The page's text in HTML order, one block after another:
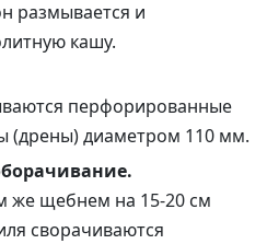
размывается и
кашу.
перфорированные
(дрены) диаметром 110 мм.
же щебнем на 15-20 см
сворачиваются